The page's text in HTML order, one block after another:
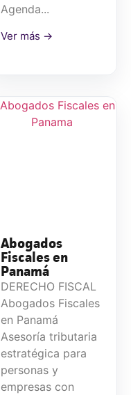
Agenda...
Ver más →
Abogados
Fiscales en
Panamá
DERECHO FISCAL
Abogados Fiscales
en Panamá
Asesoría tributaria
estratégica para
personas y
empresas con